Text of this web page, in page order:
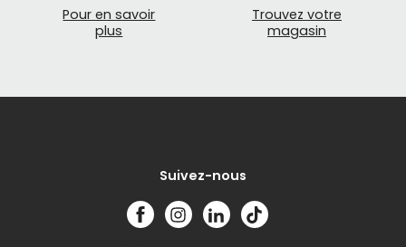
Pour en savoir
plus
Trouvez votre
magasin
Suivez-nous